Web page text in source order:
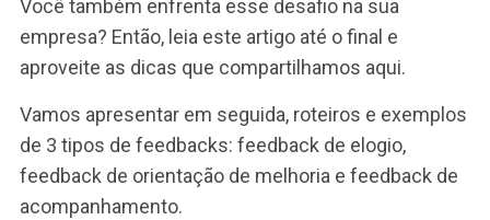
Entre elas, está a definição de modelos e
de feedbacks para ajudar as lideranças. Esse é,
com certeza, um passo importante do RH para
o feedback se torne um hábito.
Você também enfrenta esse desafio na sua
empresa? Então, leia este artigo até o final e